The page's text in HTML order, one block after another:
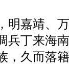
嘉靖、
兵丁来海
，久而落